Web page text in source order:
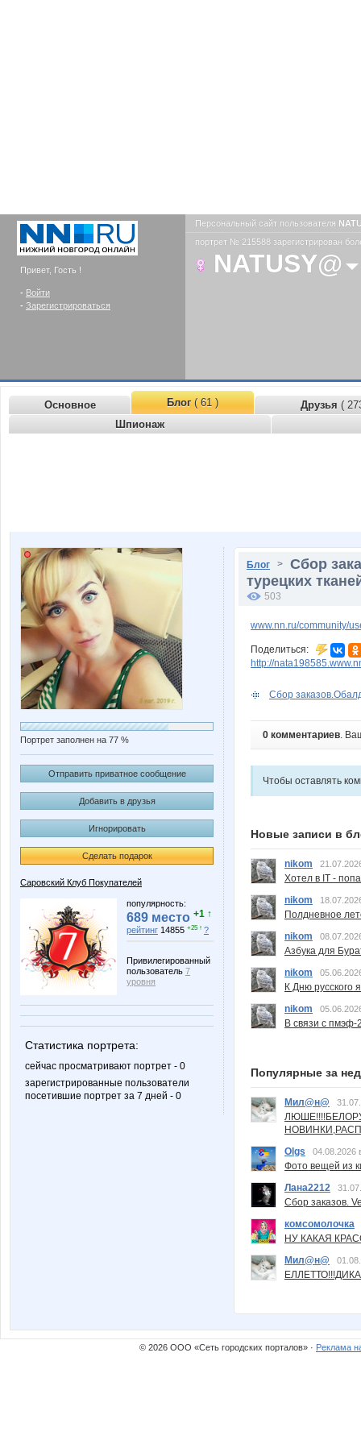
Привет, Гость !
- Войти
- Зарегистрироваться
Персональный сайт пользователя
портрет № 215588 зарегистрирован
NATUSY@
Основное Блог( 61 ) Друзья (
Шпионаж
Портрет заполнен на 77 %
Отправить приватное сообщение
Добавить в друзья
Игнорировать
Сделать подарок
Саровский Клуб Покупателей
популярность:
689 место +1 ↑
рейтинг 14855 +25 ↑ ?
Привилегированный
пользователь 7
уровня
Статистика портрета:
сейчас просматривают портрет - 0
зарегистрированные пользователи
посетившие портрет за 7 дней - 0
Блог > Сбор
турецких
503
www.nn.ru/community/
Поделиться:
http://
Сбор
0 комментариев.
Чтобы оставлять
Новые записи в
nikom
Хотел в IT -
nikom
Полдневное
nikom
Азбука для
nikom
К Дню русского
nikom
В связи с пмэф-
Популярные за
Мил@н@
Olgs
04.08.2026
Фото вещей из
Лана2212
Сбор заказов.
комсомолочка
НУ КАКАЯ
Мил@н@
© 2026 ООО «Сеть городских порталов» · Реклама